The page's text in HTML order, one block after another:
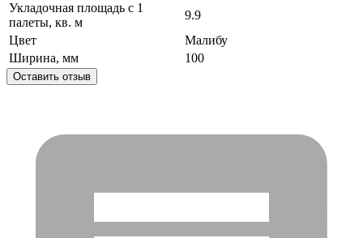
Укладочная площадь с 1
палеты, кв. м
9.9
Цвет
Малибу
Ширина, мм
100
Оставить отзыв